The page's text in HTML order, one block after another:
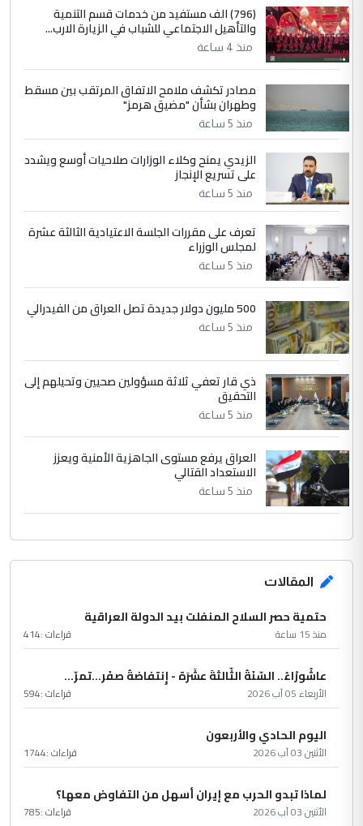
سردار
التعليق : واحد من عصابة علي ماما يسقط
جنسية الرافد الثالث للعراق ومن اصول عريقة
ابا فرات ...
الجواهري يرد على صدام حسين سل
مضجعيك يابن الزنا (نص كامل)
5
التعليق : تحياتي لك استاذ حامدتركان. كلام
دقيق ومسؤول؛ فالاستثمار الحقيقي للإنسان
الموضوع :
بين الإهمال واغتصاب الأرض.. بلاد
الرافدين تعاني الجفاف والتصحر!!
(796) الف مستفيد من خدمات قسم التنمية
والتأهيل الاجتماعي للشباب في الزيارة الارب...
منذ 4 ساعة
مصادر تكشف ملامح الاتفاق المرتقب بين مسقط
وطهران بشأن "مضيق هرمز"
منذ 5 ساعة
الزيدي يمنح وكلاء الوزارات صلاحيات أوسع ويشدد
على تسريع الإنجاز
منذ 5 ساعة
تعرف على مقررات الجلسة الاعتيادية الثالثة عشرة
لمجلس الوزراء
منذ 5 ساعة
500 مليون دولار جديدة تصل العراق من الفيدرالي
منذ 5 ساعة
ذي قار تعفي ثلاثة مسؤولين صحيين وتحيلهم إلى
التحقيق
منذ 5 ساعة
العراق يرفع مستوى الجاهزية الأمنية ويعزز
الاستعداد القتالي
منذ 5 ساعة
المقالات
حتمية حصر السلاح المنفلت بيد الدولة العراقية
منذ 15 ساعة قراءات :414
عاشُورْاءُ.. السّنَةُ الثّالثةَ عشَرَة - إِنتفاضةُ صفَر…تمرّ...
الأربعاء 05 آب 2026 قراءات :594
اليوم الحادي والأربعون
الأثنين 03 آب 2026 قراءات :1744
لماذا تبدو الحرب مع إيران أسهل من التفاوض معها؟
الأثنين 03 آب 2026 قراءات :785